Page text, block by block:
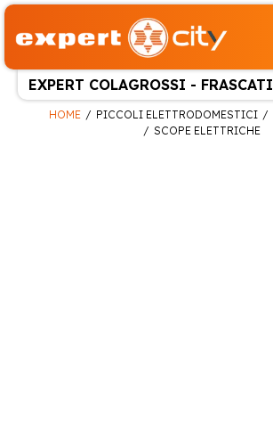
EXPERT COLAGROSSI - FRASCATI
HOME PICCOLI ELETTRODOMESTICI
SCOPE ELETTRICHE